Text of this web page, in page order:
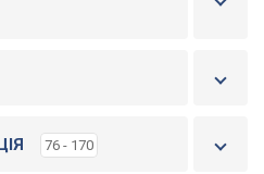
76 - 170